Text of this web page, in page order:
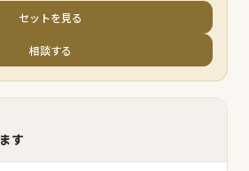
セットを見る
相談する
す